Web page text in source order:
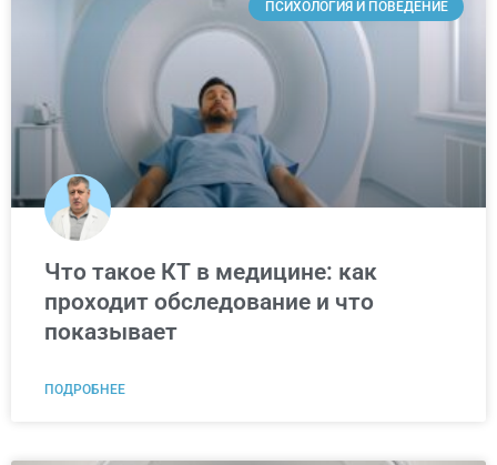
ПСИХОЛОГИЯ И ПОВЕДЕНИЕ
Что такое КТ в медицине: как
проходит обследование и что
показывает
ПОДРОБНЕЕ